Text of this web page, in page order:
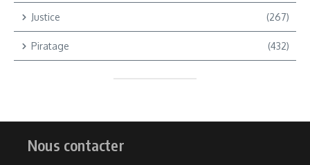
Justice (267)
Piratage (432)
Nous contacter